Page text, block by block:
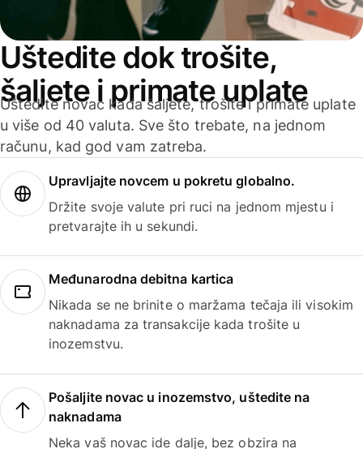
Uštedite dok trošite,
šaljete i primate uplate
Uštedite novac kada šaljete, trošite i primate uplate
u više od 40 valuta. Sve što trebate, na jednom
računu, kad god vam zatreba.
Upravljajte novcem u pokretu globalno.
Držite svoje valute pri ruci na jednom mjestu i
pretvarajte ih u sekundi.
Međunarodna debitna kartica
Nikada se ne brinite o maržama tečaja ili visokim
naknadama za transakcije kada trošite u
inozemstvu.
Pošaljite novac u inozemstvo, uštedite na
naknadama
Neka vaš novac ide dalje, bez obzira na